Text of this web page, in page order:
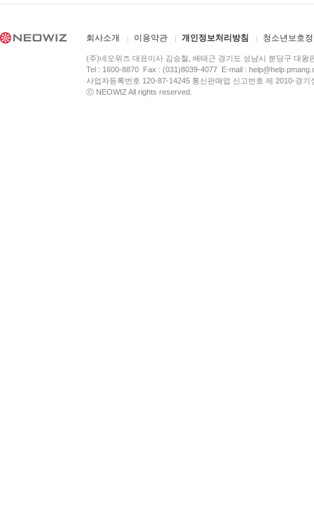
회사소개 이용약관 개인정보처리방침 청소년보호
(주)네오위즈 대표이사 김승철, 배태근 경기도 성남시 분당구 대왕
Tel : 1600-8870 Fax : (031)8039-4077 E-mail :
사업자등록번호 120-87-14245 통신판매업 신고번호 제 2010-경
ⓒ NEOWIZ All rights reserved.